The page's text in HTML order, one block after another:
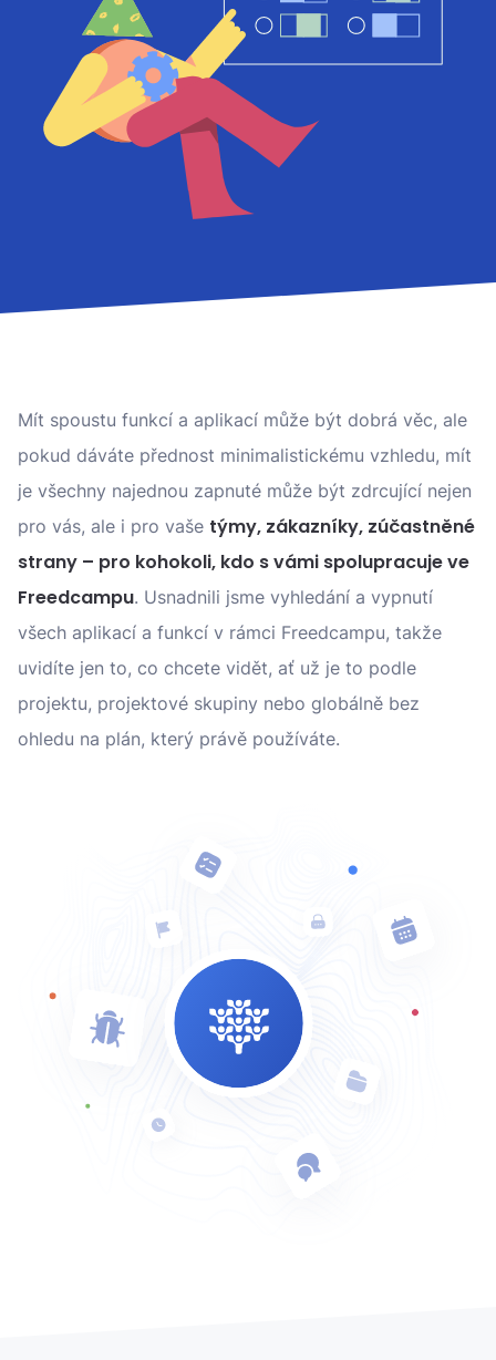
Mít spoustu funkcí a aplikací může být dobrá věc, ale
pokud dáváte přednost minimalistickému vzhledu, mít
je všechny najednou zapnuté může být zdrcující nejen
pro vás, ale i pro vaše týmy, zákazníky, zúčastněné
strany – pro kohokoli, kdo s vámi spolupracuje ve
Freedcampu. Usnadnili jsme vyhledání a vypnutí
všech aplikací a funkcí v rámci Freedcampu, takže
uvidíte jen to, co chcete vidět, ať už je to podle
projektu, projektové skupiny nebo globálně bez
ohledu na plán, který právě používáte.